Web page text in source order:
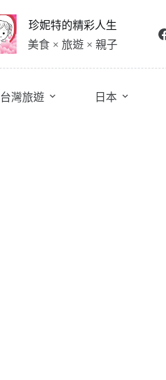
珍妮特的精彩人生
美食 × 旅遊 × 親子
台灣旅遊 日本